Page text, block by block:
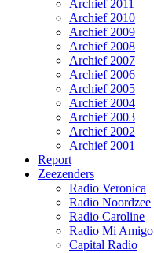
Archief 2011
Archief 2010
Archief 2009
Archief 2008
Archief 2007
Archief 2006
Archief 2005
Archief 2004
Archief 2003
Archief 2002
Archief 2001
Report
Zeezenders
Radio Veronica
Radio Noordzee
Radio Caroline
Radio Mi Amigo
Capital Radio